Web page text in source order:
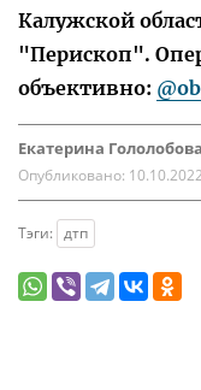
Калужской
"Перископ".
объективно:
Екатерина Гололобова
Опубликовано:
Тэги: дтп